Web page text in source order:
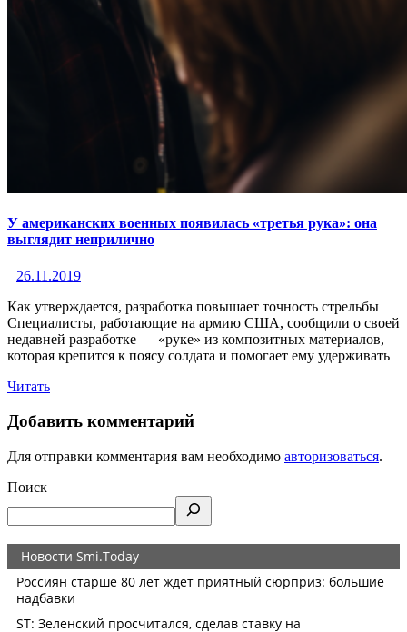
У американских военных появилась «третья рука»: она
выглядит неприлично
26.11.2019
Как утверждается, разработка повышает точность стрельбы
Специалисты, работающие на армию США, сообщили о своей
недавней разработке — «руке» из композитных материалов,
которая крепится к поясу солдата и помогает ему удерживать
Читать
Добавить комментарий
Для отправки комментария вам необходимо авторизоваться.
Поиск